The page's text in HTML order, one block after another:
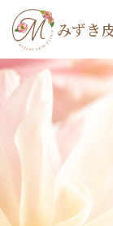
みずき